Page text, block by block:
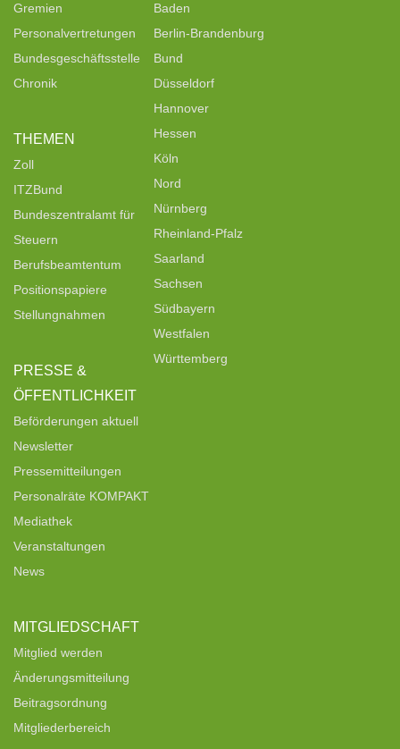
Gremien
Personalvertretungen
Bundesgeschäftsstelle
Chronik
THEMEN
Zoll
ITZBund
Bundeszentralamt für
Steuern
Berufsbeamtentum
Positionspapiere
Stellungnahmen
PRESSE &
ÖFFENTLICHKEIT
Beförderungen aktuell
Newsletter
Pressemitteilungen
Personalräte KOMPAKT
Mediathek
Veranstaltungen
News
MITGLIEDSCHAFT
Mitglied werden
Änderungsmitteilung
Beitragsordnung
Mitgliederbereich
Baden
Berlin-Brandenburg
Bund
Düsseldorf
Hannover
Hessen
Köln
Nord
Nürnberg
Rheinland-Pfalz
Saarland
Sachsen
Südbayern
Westfalen
Württemberg